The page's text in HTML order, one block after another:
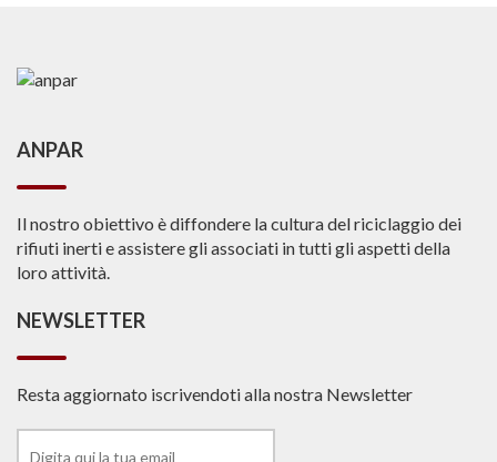
ANPAR
Il nostro obiettivo è diffondere la cultura del riciclaggio dei
rifiuti inerti e assistere gli associati in tutti gli aspetti della
loro attività.
NEWSLETTER
Resta aggiornato iscrivendoti alla nostra Newsletter